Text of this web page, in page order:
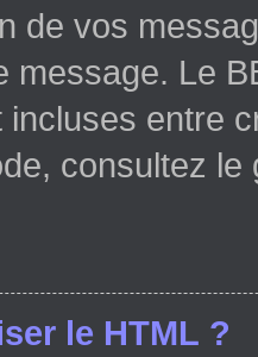
de vos
message. Le
incluses entre
consultez
le HTML ?